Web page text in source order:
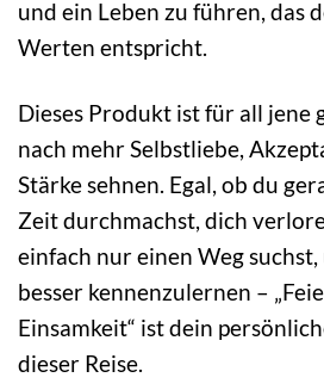
und ein Leben zu führen, das
Werten entspricht.
Dieses Produkt ist für all jene
nach mehr Selbstliebe,
Stärke sehnen. Egal, ob du
Zeit durchmachst, dich
einfach nur einen Weg
besser kennenzulernen –
Einsamkeit“ ist dein
dieser Reise.